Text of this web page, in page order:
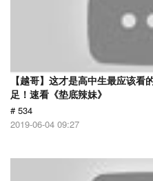
【越哥】这才是高中生最应该
足！速看《垫底辣妹》
# 534
2019-06-04 09:27